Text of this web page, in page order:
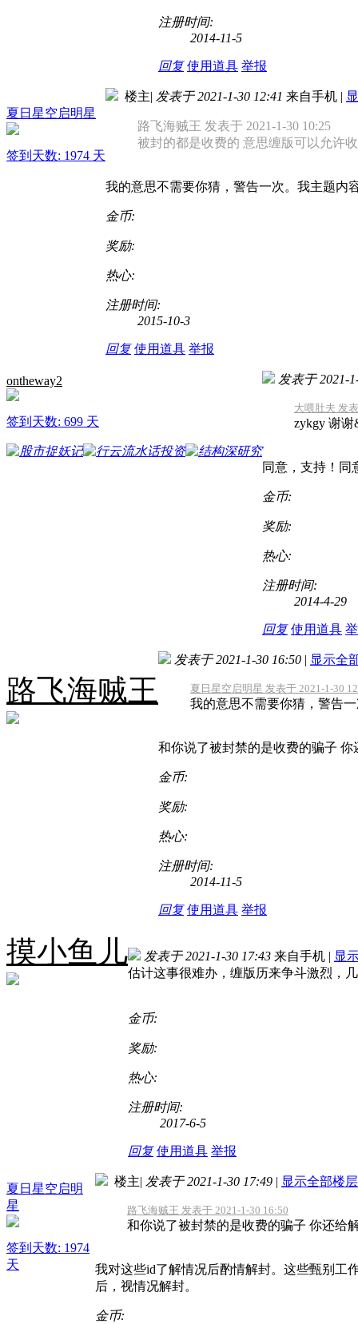
注册时间:
2014-11-5
回复 使用道具 举报
夏日星空启明星
签到天数: 1974 天
楼主| 发表于 2021-1-30 12:41 来自手机 |
路飞海贼王 发表于 2021-1-30 10:25
被封的都是收费的 意思缠版可以允许
我的意思不需要你猜，警告一次。我主题内
金币:
奖励:
热心:
注册时间:
2015-10-3
回复 使用道具 举报
ontheway2
签到天数: 699 天
发表于 2021-
大喂肚夫 发
zykgy 谢
同意，支持！同
金币:
奖励:
热心:
注册时间:
2014-4-29
回复 使用道具
路飞海贼王
发表于 2021-1-30 16:50 | 显示全
夏日星空启明星 发表于 2021-1-30
我的意思不需要你猜，警告
和你说了被封禁的是收费的骗子
金币:
奖励:
热心:
注册时间:
2014-11-5
回复 使用道具 举报
摸小鱼儿 发表于 2021-1-30 17:43 来自手机 | 显
估计这事很难办，缠版历来争斗激烈，
金币:
奖励:
热心:
注册时间:
2017-6-5
回复 使用道具 举报
夏日星空启明
星
签到天数: 1974
天
楼主| 发表于 2021-1-30 17:49 | 显示全部楼层
路飞海贼王 发表于 2021-1-30 16:50
和你说了被封禁的是收费的骗子 你还给
我对这些id了解情况后酌情解封。这些甄别工
后，视情况解封。
金币: